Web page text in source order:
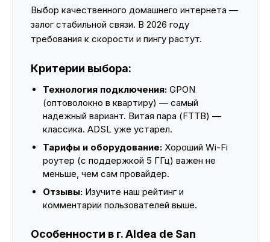
Выбор качественного домашнего интернета —
залог стабильной связи. В 2026 году
требования к скорости и пингу растут.
Критерии выбора:
Технология подключения: GPON
(оптоволокно в квартиру) — самый
надежный вариант. Витая пара (FTTB) —
классика. ADSL уже устарел.
Тарифы и оборудование: Хороший Wi-Fi
роутер (с поддержкой 5 ГГц) важен не
меньше, чем сам провайдер.
Отзывы: Изучите наш рейтинг и
комментарии пользователей выше.
Особенности в г. Aldea de San